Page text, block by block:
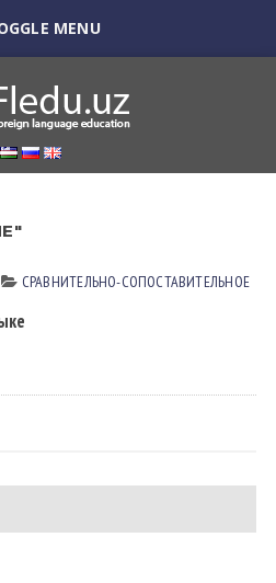
MENU
СРАВНИТЕЛЬНО-СОПОСТАВИТЕЛЬНОЕ